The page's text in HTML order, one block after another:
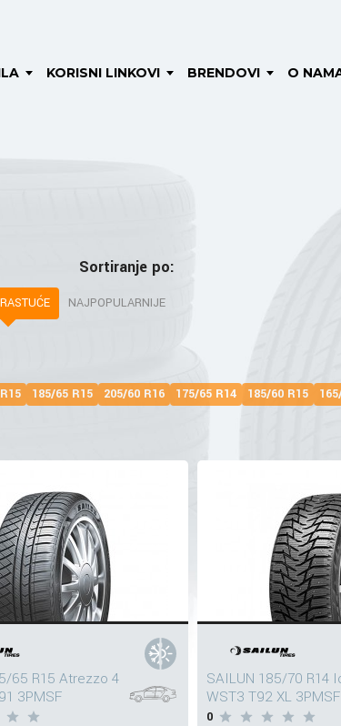
KORISNI LINKOVI BRENDOVI O
185/65 R15 205/60 R16 175/65 R14 185/60 R15
Sortiranje po:
NAJPOPULARNIJE
65 R15 Atrezzo 4
3PMSF
SAILUN 185/70 R14
WST3 T92 XL
0